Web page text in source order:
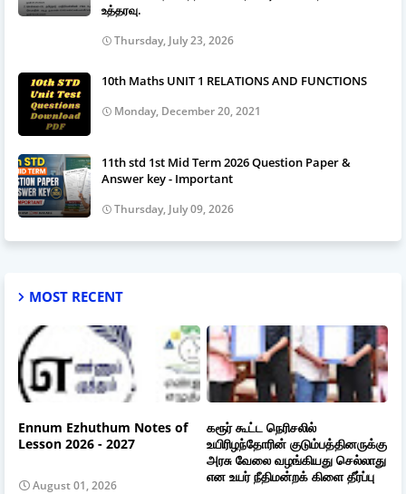
உத்தரவு.
Thursday, July 23, 2026
10th Maths UNIT 1 RELATIONS AND FUNCTIONS
Monday, December 20, 2021
11th std 1st Mid Term 2026 Question Paper &
Answer key - Important
Thursday, July 09, 2026
MOST RECENT
Ennum Ezhuthum Notes of
Lesson 2026 - 2027
August 01, 2026
கரூர் கூட்ட நெரிசலில்
உயிரிழந்தோரின் குடும்பத்தினருக்கு
அரசு வேலை வழங்கியது செல்லாது
என உயர் நீதிமன்றக் கிளை தீர்ப்பு